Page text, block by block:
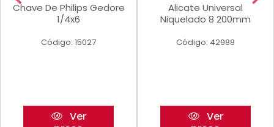
Chave De Philips Gedore
1/4x6
Código: 15027
Ver
Alicate Universal
Niquelado 8 200mm
Código: 42988
Ver